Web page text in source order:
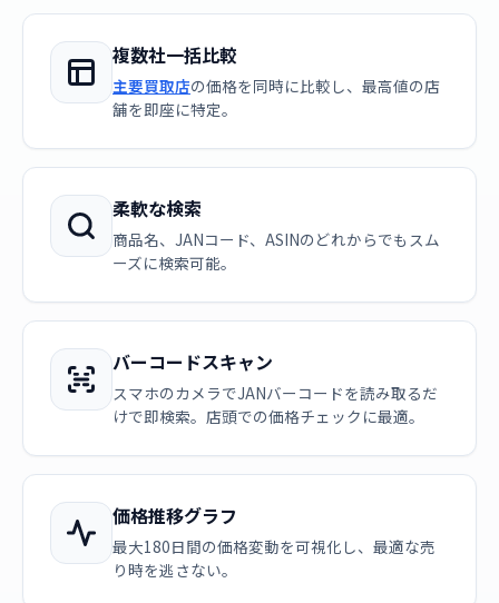
複数社一括比較
主要買取店の価格を同時に比較し、最高値の店
舗を即座に特定。
柔軟な検索
商品名、JANコード、ASINのどれからでもスム
ーズに検索可能。
バーコードスキャン
スマホのカメラでJANバーコードを読み取るだ
けで即検索。店頭での価格チェックに最適。
価格推移グラフ
最大180日間の価格変動を可視化し、最適な売
り時を逃さない。